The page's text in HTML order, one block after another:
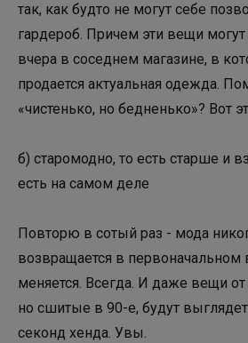
так, как будто не могут себе
гардероб. Причем эти вещи
вчера в соседнем магазине, в
продается актуальная одежда.
«чистенько, но бедненько»? Вот
б) старомодно, то есть старше и
есть на самом деле
Повторю в сотый раз - мода
возвращается в первоначальном
меняется. Всегда. И даже вещи
но сшитые в 90-е, будут
секонд хенда. Увы.